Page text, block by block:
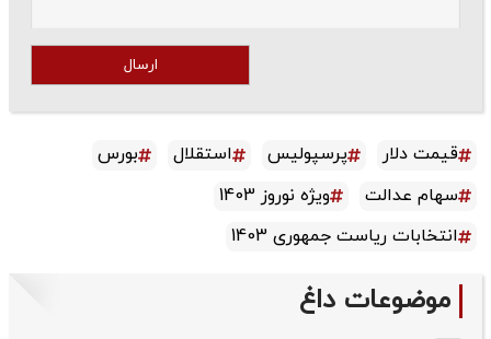
ارسال
قیمت دلار پرسپولیس استقلال
بورس
سهام عدالت
ویژه نوروز 1403
انتخابات ریاست جمهوری 1403
موضوعات داغ